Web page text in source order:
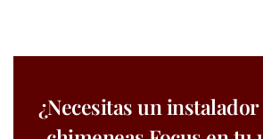
¿Necesitas un